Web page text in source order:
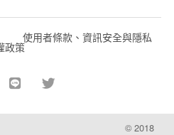
使用者條款、資訊安全與隱私
政策
© 2018